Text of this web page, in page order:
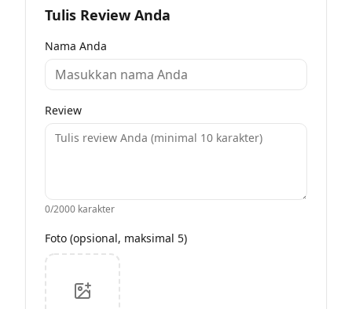
Tulis Review Anda
Nama Anda
Review
0/2000 karakter
Foto (opsional, maksimal 5)